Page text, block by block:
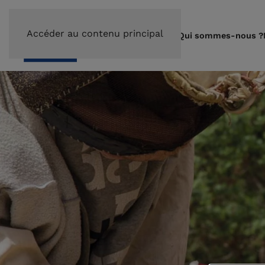
Accéder au contenu principal Qui sommes-nous ?